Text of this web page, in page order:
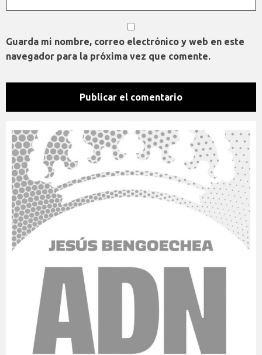
Guarda mi nombre, correo electrónico y web en este
navegador para la próxima vez que comente.